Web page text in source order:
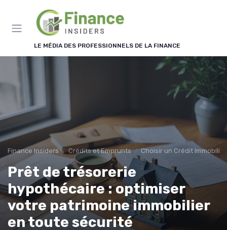
LE MÉDIA DES PROFESSIONNELS DE LA FINANCE
Finance Insiders Crédits et Emprunts Choisir un Crédit Immobilier
Prêt de trésorerie
hypothécaire : optimiser
votre patrimoine immobilier
en toute sécurité